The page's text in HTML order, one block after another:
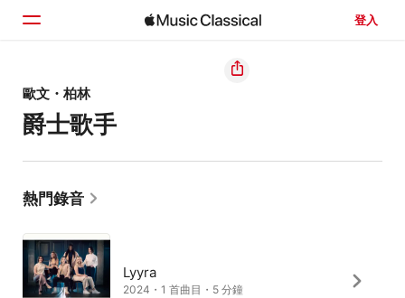
登入
首頁
瀏覽
搜尋
歐文・柏林
爵士歌手
熱門錄音
Lyyra
2024・1 首曲目・5 分鐘